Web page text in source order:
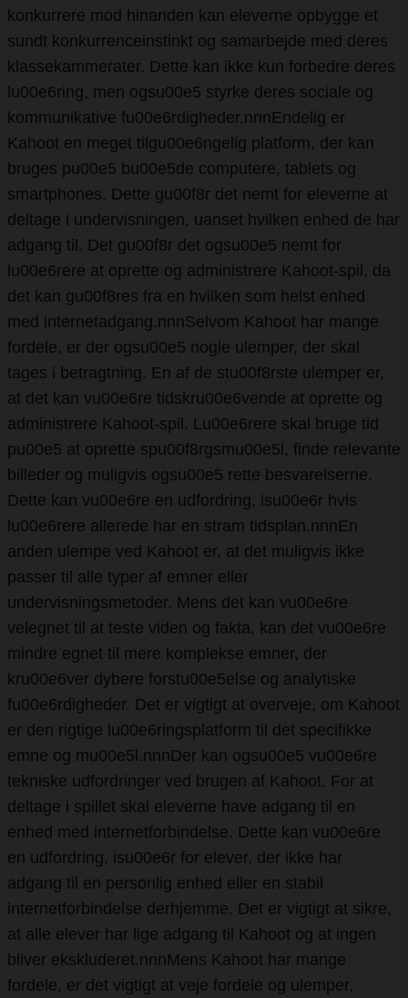
konkurrere mod hinanden kan eleverne opbygge et
sundt konkurrenceinstinkt og samarbejde med deres
klassekammerater. Dette kan ikke kun forbedre deres
lu00e6ring, men ogsu00e5 styrke deres sociale og
kommunikative fu00e6rdigheder.nnnEndelig er
Kahoot en meget tilgu00e6ngelig platform, der kan
bruges pu00e5 bu00e5de computere, tablets og
smartphones. Dette gu00f8r det nemt for eleverne at
deltage i undervisningen, uanset hvilken enhed de har
adgang til. Det gu00f8r det ogsu00e5 nemt for
lu00e6rere at oprette og administrere Kahoot-spil, da
det kan gu00f8res fra en hvilken som helst enhed
med internetadgang.nnnSelvom Kahoot har mange
fordele, er der ogsu00e5 nogle ulemper, der skal
tages i betragtning. En af de stu00f8rste ulemper er,
at det kan vu00e6re tidskru00e6vende at oprette og
administrere Kahoot-spil. Lu00e6rere skal bruge tid
pu00e5 at oprette spu00f8rgsmu00e5l, finde relevante
billeder og muligvis ogsu00e5 rette besvarelserne.
Dette kan vu00e6re en udfordring, isu00e6r hvis
lu00e6rere allerede har en stram tidsplan.nnnEn
anden ulempe ved Kahoot er, at det muligvis ikke
passer til alle typer af emner eller
undervisningsmetoder. Mens det kan vu00e6re
velegnet til at teste viden og fakta, kan det vu00e6re
mindre egnet til mere komplekse emner, der
kru00e6ver dybere forstu00e5else og analytiske
fu00e6rdigheder. Det er vigtigt at overveje, om Kahoot
er den rigtige lu00e6ringsplatform til det specifikke
emne og mu00e5l.nnnDer kan ogsu00e5 vu00e6re
tekniske udfordringer ved brugen af Kahoot. For at
deltage i spillet skal eleverne have adgang til en
enhed med internetforbindelse. Dette kan vu00e6re
en udfordring, isu00e6r for elever, der ikke har
adgang til en personlig enhed eller en stabil
internetforbindelse derhjemme. Det er vigtigt at sikre,
at alle elever har lige adgang til Kahoot og at ingen
bliver ekskluderet.nnnMens Kahoot har mange
fordele, er det vigtigt at veje fordele og ulemper,